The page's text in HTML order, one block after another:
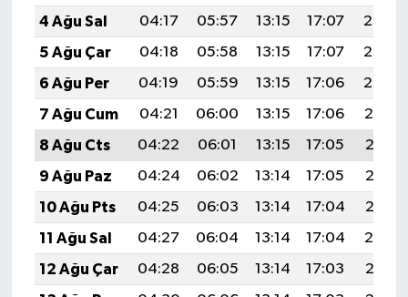
4 Ağu Sal
04:17 05:57 13:15 17:07
20:23
5 Ağu Çar
04:18 05:58 13:15 17:07
20:22
6 Ağu Per
04:19 05:59 13:15 17:06
20:20
7 Ağu Cum
04:21 06:00 13:15 17:06
20:19
8 Ağu Cts
04:22 06:01 13:15 17:05
20:18
9 Ağu Paz
04:24 06:02 13:14 17:05
20:17
10 Ağu Pts
04:25 06:03 13:14 17:04
20:16
11 Ağu Sal
04:27 06:04 13:14 17:04
20:14
12 Ağu Çar
04:28 06:05 13:14 17:03
20:13